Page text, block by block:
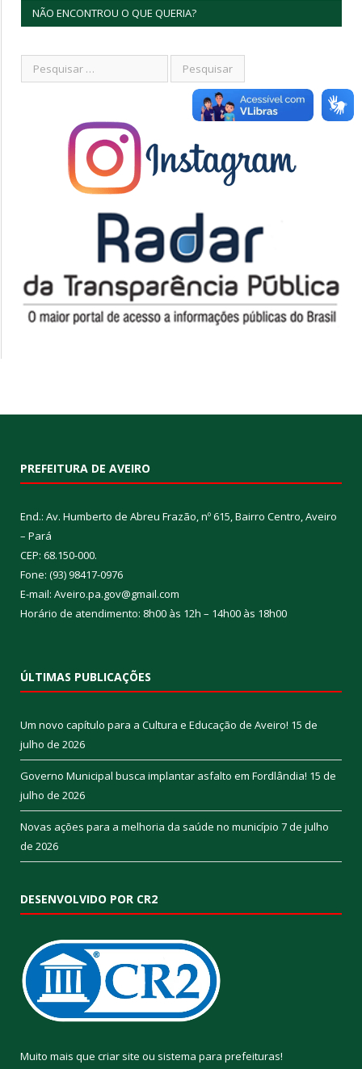
NÃO ENCONTROU O QUE QUERIA?
PREFEITURA DE AVEIRO
End.: Av. Humberto de Abreu Frazão, nº 615, Bairro Centro, Aveiro
– Pará
CEP: 68.150-000.
Fone: (93) 98417-0976
E-mail: Aveiro.pa.gov@gmail.com
Horário de atendimento: 8h00 às 12h – 14h00 às 18h00
ÚLTIMAS PUBLICAÇÕES
Um novo capítulo para a Cultura e Educação de Aveiro! 15 de
julho de 2026
Governo Municipal busca implantar asfalto em Fordlândia! 15 de
julho de 2026
Novas ações para a melhoria da saúde no município 7 de julho
de 2026
DESENVOLVIDO POR CR2
Muito mais que criar site ou sistema para prefeituras!